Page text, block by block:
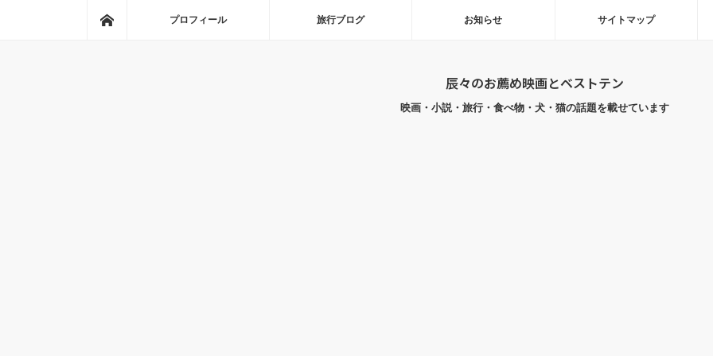
プロフィール 旅行ブログ お知らせ サイトマップ
辰々のお薦め映画とベストテン
映画・小説・旅行・食べ物・犬・猫の話題を載せています